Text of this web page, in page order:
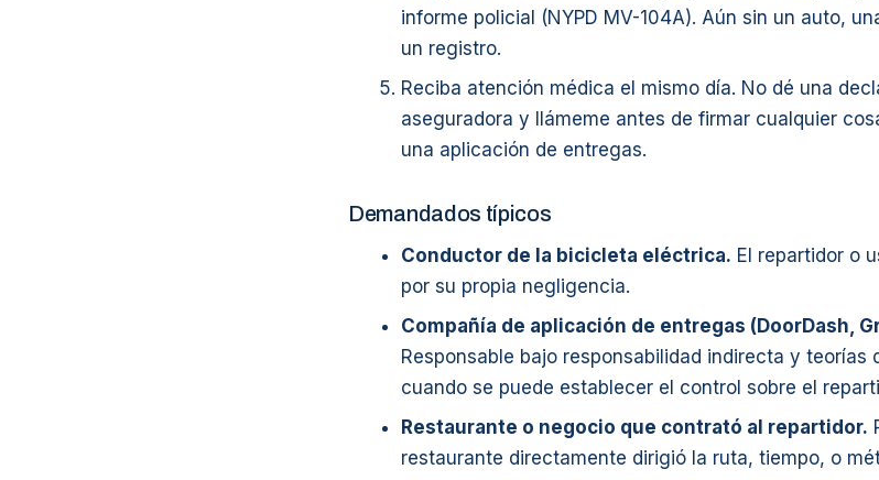
informe policial (NYPD MV-104A). Aún sin un auto,
un registro.
Reciba atención médica el mismo día. No dé una
aseguradora y llámeme antes de firmar cualquier
una aplicación de entregas.
Demandados típicos
Conductor de la bicicleta eléctrica. El repartidor o
por su propia negligencia.
Compañía de aplicación de entregas (DoorDash,
Responsable bajo responsabilidad indirecta y
cuando se puede establecer el control sobre el
Restaurante o negocio que contrató al repartidor.
restaurante directamente dirigió la ruta, tiempo, o